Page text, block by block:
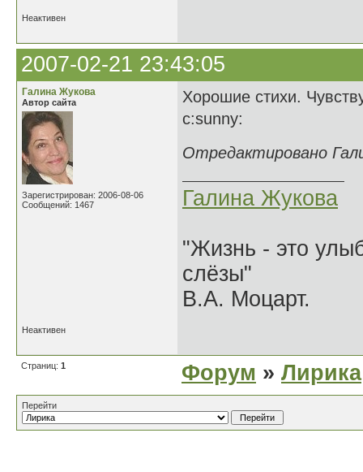
Неактивен
2007-02-21 23:43:05
Галина Жукова
Автор сайта
Зарегистрирован: 2006-08-06
Сообщений: 1467
Хорошие стихи.
с:sunny:
Отредактировано
Галина Жукова
"Жизнь - это
слёзы"
В.А. Моцарт.
Неактивен
Страниц: 1 Форум » Лирика
Перейти